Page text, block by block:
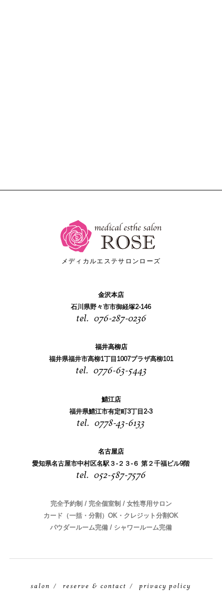
メディカルエステサロンローズ
金沢本店
石川県野々市市御経塚2-146
076-287-0236
福井高柳店
福井県福井市高柳1丁目1007プラザ高柳101
0776-63-5443
鯖江店
福井県鯖江市有定町3丁目2-3
0778-43-6133
名古屋店
愛知県名古屋市中村区名駅３-２３-６ 第２千福ビル9階
052-587-7576
完全予約制 / 完全個室制 / 女性専用サロン
カード（一括・分割）OK・クレジット分割OK
パウダールーム完備 / シャワールーム完備
salon reserve & contact privacy policy